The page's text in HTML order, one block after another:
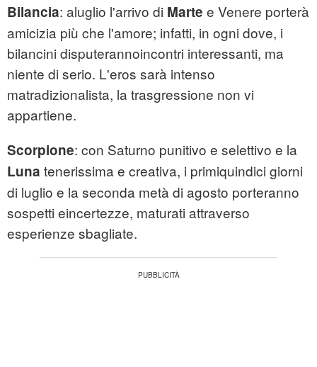
Bilancia: aluglio l'arrivo di Marte e Venere porterà
amicizia più che l'amore; infatti, in ogni dove, i
bilancini disputerannoincontri interessanti, ma
niente di serio. L'eros sarà intenso
matradizionalista, la trasgressione non vi
appartiene.
Scorpione: con Saturno punitivo e selettivo e la
Luna tenerissima e creativa, i primiquindici giorni
di luglio e la seconda metà di agosto porteranno
sospetti eincertezze, maturati attraverso
esperienze sbagliate.